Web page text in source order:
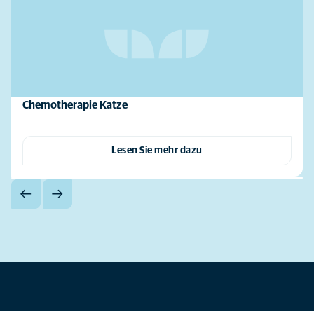
Chemotherapie Katze
Lesen Sie mehr dazu